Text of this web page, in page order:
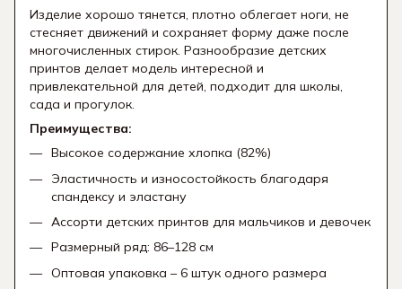
Изделие хорошо тянется, плотно облегает ноги, не
стесняет движений и сохраняет форму даже после
многочисленных стирок. Разнообразие детских
принтов делает модель интересной и
привлекательной для детей, подходит для школы,
сада и прогулок.
Преимущества:
Высокое содержание хлопка (82%)
Эластичность и износостойкость благодаря
спандексу и эластану
Ассорти детских принтов для мальчиков и девочек
Размерный ряд: 86–128 см
Оптовая упаковка – 6 штук одного размера